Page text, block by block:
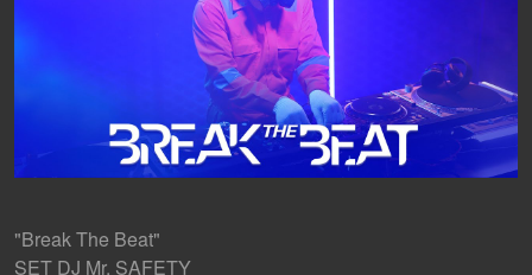
"Break The Beat"
SET DJ Mr. SAFETY